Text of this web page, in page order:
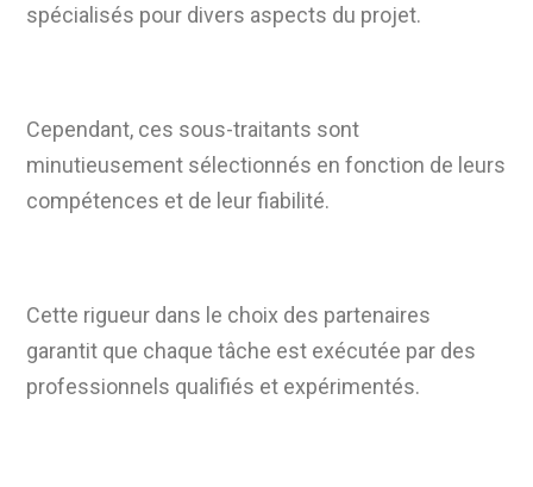
spécialisés pour divers aspects du projet.
Cependant, ces sous-traitants sont
minutieusement sélectionnés en fonction de leurs
compétences et de leur fiabilité.
Cette rigueur dans le choix des partenaires
garantit que chaque tâche est exécutée par des
professionnels qualifiés et expérimentés.